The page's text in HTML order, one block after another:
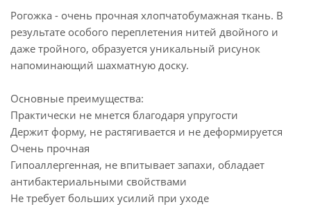
Рогожка - очень прочная хлопчатобумажная ткань. В
результате особого переплетения нитей двойного и
даже тройного, образуется уникальный рисунок
напоминающий шахматную доску.
Основные преимущества:
Практически не мнется благодаря упругости
Держит форму, не растягивается и не деформируется
Очень прочная
Гипоаллергенная, не впитывает запахи, обладает
антибактериальными свойствами
Не требует больших усилий при уходе